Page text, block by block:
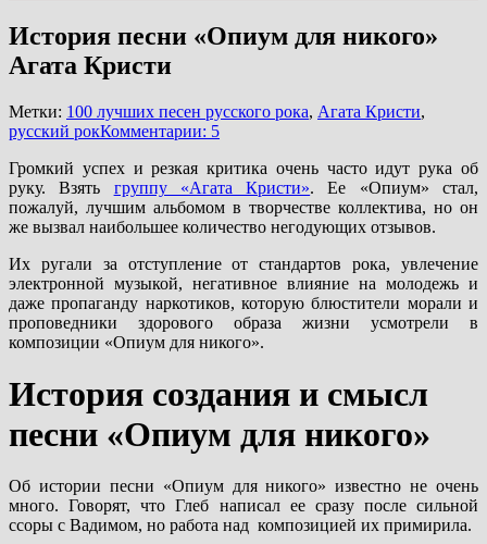
История песни «Опиум для никого»
Агата Кристи
Метки: 100 лучших песен русского рока, Агата Кристи,
русский рокКомментарии: 5
Громкий успех и резкая критика очень часто идут рука об
руку. Взять группу «Агата Кристи». Ее «Опиум» стал,
пожалуй, лучшим альбомом в творчестве коллектива, но он
же вызвал наибольшее количество негодующих отзывов.
Их ругали за отступление от стандартов рока, увлечение
электронной музыкой, негативное влияние на молодежь и
даже пропаганду наркотиков, которую блюстители морали и
проповедники здорового образа жизни усмотрели в
композиции «Опиум для никого».
История создания и смысл
песни «Опиум для никого»
Об истории песни «Опиум для никого» известно не очень
много. Говорят, что Глеб написал ее сразу после сильной
ссоры с Вадимом, но работа над композицией их примирила.